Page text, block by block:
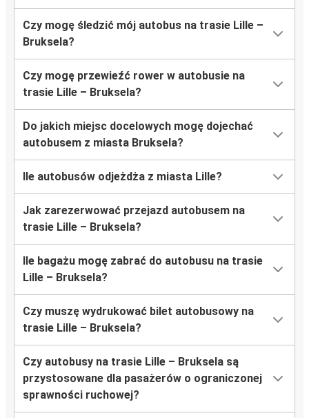
Czy mogę śledzić mój autobus na trasie Lille –
Bruksela?
Czy mogę przewieźć rower w autobusie na
trasie Lille – Bruksela?
Do jakich miejsc docelowych mogę dojechać
autobusem z miasta Bruksela?
Ile autobusów odjeżdża z miasta Lille?
Jak zarezerwować przejazd autobusem na
trasie Lille – Bruksela?
Ile bagażu mogę zabrać do autobusu na trasie
Lille – Bruksela?
Czy muszę wydrukować bilet autobusowy na
trasie Lille – Bruksela?
Czy autobusy na trasie Lille – Bruksela są
przystosowane dla pasażerów o ograniczonej
sprawności ruchowej?